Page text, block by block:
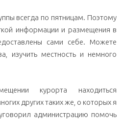
всегда по пятницам. Поэтому
информации и размещения в
сами себе. Можете
изучить местность и немного
курорта находиться
других таких же, о которых я
администрацию помочь